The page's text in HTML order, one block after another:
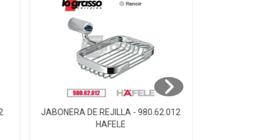
JABONERA DE REJILLA - 980.62.012
HAFELE